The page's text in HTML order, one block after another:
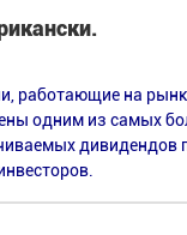
работающие на
одним из самых
дивидендов